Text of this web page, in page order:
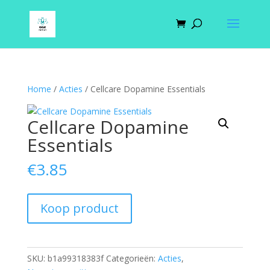
Home / Acties / Cellcare Dopamine Essentials
Cellcare Dopamine
Essentials
€3.85
Koop product
SKU: b1a99318383f Categorieën: Acties,